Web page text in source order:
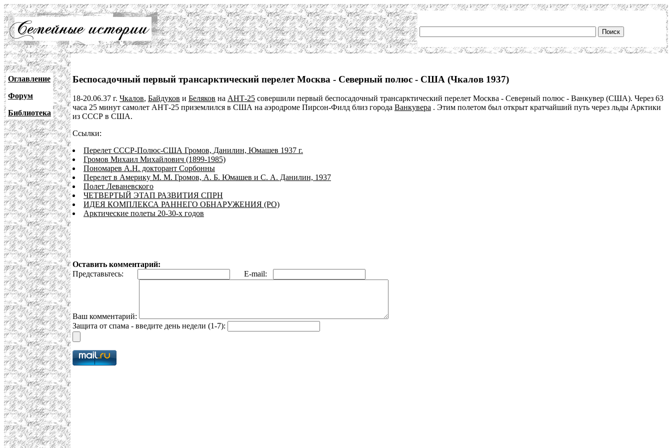
Оглавление
Форум
Библиотека
Беспосадочный первый трансарктический перелет Москва - Северный полюс - США (Чкалов 1937)
18-20.06.37 г. Чкалов, Байдуков и Беляков на АНТ-25 совершили первый беспосадочный трансарктический перелет Москва - Северный полюс - Ванкувер (США). Через 63
часа 25 минут самолет АНТ-25 приземлился в США на аэродроме Пирсон-Филд близ города Ванкувера . Этим полетом был открыт кратчайший путь через льды Арктики
из СССР в США.
Ссылки:
Перелет СССР-Полюс-США Громов, Данилин, Юмашев 1937 г.
Громов Михаил Михайлович (1899-1985)
Пономарев А.Н. докторант Сорбонны
Перелет в Америку М. М. Громов, А. Б. Юмашев и С. А. Данилин, 1937
Полет Леваневского
ЧЕТВЕРТЫЙ ЭТАП РАЗВИТИЯ СПРН
ИДЕЯ КОМПЛЕКСА РАННЕГО ОБНАРУЖЕНИЯ (РО)
Арктические полеты 20-30-х годов
Оставить комментарий:
Представьтесь:
E-mail:
Ваш комментарий:
Защита от спама - введите день недели (1-7):